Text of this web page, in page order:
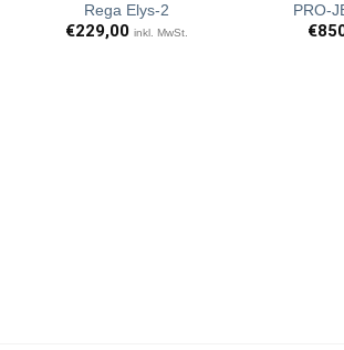
Artikel
Rega Elys-2
€229,00 inkl. MwSt.
PRO-
€